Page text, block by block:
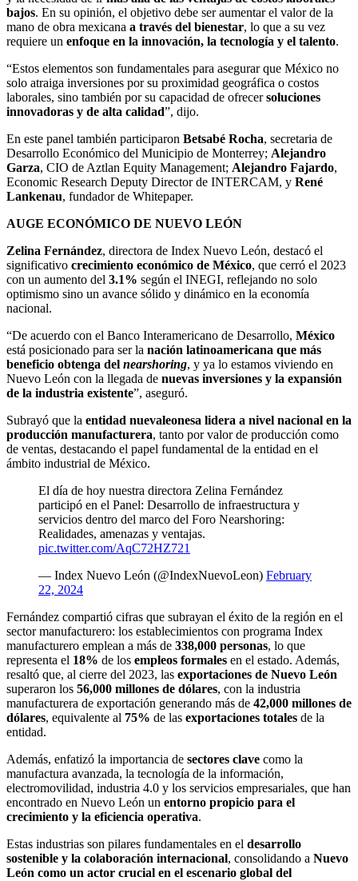
bajos. En su opinión, el objetivo debe ser aumentar el valor de la
mano de obra mexicana a través del bienestar, lo que a su vez
requiere un enfoque en la innovación, la tecnología y el talento.
“Estos elementos son fundamentales para asegurar que México no
solo atraiga inversiones por su proximidad geográfica o costos
laborales, sino también por su capacidad de ofrecersoluciones
innovadoras y de alta calidad”, dijo.
En este panel también participaron Betsabé Rocha, secretaria de
Desarrollo Económico del Municipio de Monterrey; Alejandro
Garza, CIO de Aztlan Equity Management; Alejandro Fajardo,
Economic Research Deputy Director de INTERCAM, y René
Lankenau, fundador de Whitepaper.
AUGE ECONÓMICO DE NUEVO LEÓN
Zelina Fernández, directora de Index Nuevo León, destacó el
significativo crecimiento económico de México, que cerró el 2023
con un aumento del 3.1% según el INEGI, reflejando no solo
optimismo sino un avance sólido y dinámico en la economía
nacional.
“De acuerdo con el Banco Interamericano de Desarrollo, México
está posicionado para ser la nación latinoamericana que más
beneficio obtenga del nearshoring, y ya lo estamos viviendo en
Nuevo León con la llegada de nuevas inversiones y la expansión
de la industria existente”, aseguró.
Subrayó que la entidad nuevaleonesa lidera a nivel nacional en la
producción manufacturera, tanto por valor de producción como
de ventas, destacando el papel fundamental de la entidad en el
ámbito industrial de México.
El día de hoy nuestra directora Zelina Fernández
participó en el Panel: Desarrollo de infraestructura y
servicios dentro del marco del Foro Nearshoring:
Realidades, amenazas y ventajas.
pic.twitter.com/AqC72HZ721
— Index Nuevo León (@IndexNuevoLeon) February
22, 2024
Fernández compartió cifras que subrayan el éxito de la región en el
sector manufacturero: los establecimientos con programa Index
manufacturero emplean a más de 338,000 personas, lo que
representa el 18% de los empleos formales en el estado. Además,
resaltó que, al cierre del 2023, las exportaciones de Nuevo León
superaron los 56,000 millones de dólares, con la industria
manufacturera de exportación generando más de 42,000 millones de
dólares, equivalente al 75% de las exportaciones totales de la
entidad.
Además, enfatizó la importancia de sectores clave como la
manufactura avanzada, la tecnología de la información,
electromovilidad, industria 4.0 y los servicios empresariales, que han
encontrado en Nuevo León un entorno propicio para el
crecimiento y la eficiencia operativa.
Estas industrias son pilares fundamentales en el desarrollo
sostenible y la colaboración internacional, consolidando a Nuevo
León como un actor crucial en el escenario global del